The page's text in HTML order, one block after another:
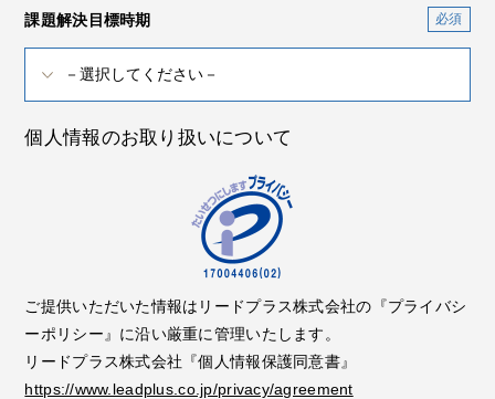
課題解決目標時期
個人情報のお取り扱いについて
ご提供いただいた情報はリードプラス株式会社の『プライバシ
ーポリシー』に沿い厳重に管理いたします。
リードプラス株式会社『個人情報保護同意書』
https://www.leadplus.co.jp/privacy/agreement